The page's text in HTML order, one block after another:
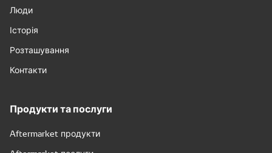
Люди
Історія
Розташування
Контакти
Продукти та послуги
Aftermarket продукти